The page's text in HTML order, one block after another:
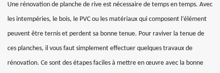
Une rénovation de planche de rive est nécessaire de temps en temps. Avec
les intempéries, le bois, le PVC ou les matériaux qui composent l’élément
peuvent être ternis et perdent sa bonne tenue. Pour raviver la tenue de
ces planches, il vous faut simplement effectuer quelques travaux de
rénovation. Ce sont des étapes faciles à mettre en œuvre avec la bonne